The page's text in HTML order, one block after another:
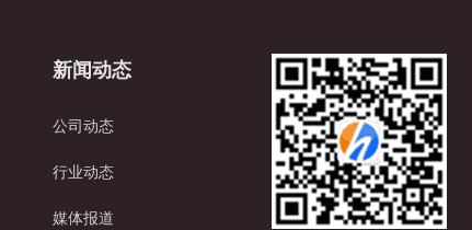
新闻动态
公司动态
行业动态
媒体报道